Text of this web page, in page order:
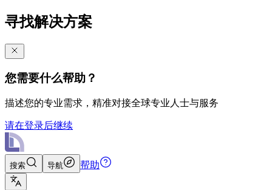
寻找解决方案
您需要什么帮助？
描述您的专业需求，精准对接全球专业人士与服务
请在登录后继续
搜索 导航 帮助